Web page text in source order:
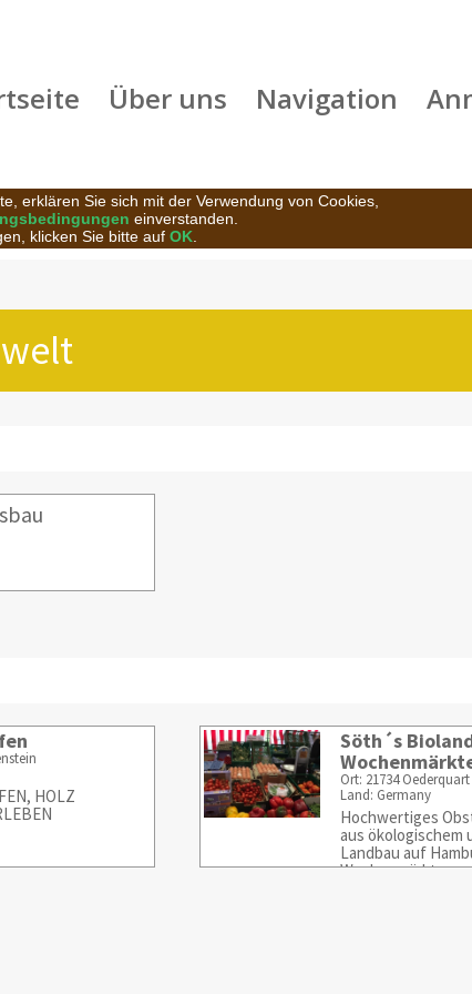
Über uns Navigation
erklären Sie sich mit der Verwendung von Cookies,
einverstanden.
klicken Sie bitte auf OK
HOLZ
Söth´s
Ort: 21734 Oederquart
Land: Germany
Hochwertiges
aus ökologischem
Landbau auf
Wochenmärkten